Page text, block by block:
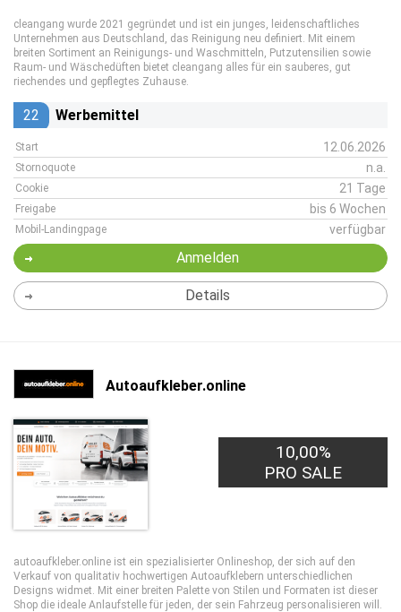
cleangang wurde 2021 gegründet und ist ein junges, leidenschaftliches
Unternehmen aus Deutschland, das Reinigung neu definiert. Mit einem
breiten Sortiment an Reinigungs- und Waschmitteln, Putzutensilien sowie
Raum- und Wäsche­düften bietet cleangang alles für ein sauberes, gut
riechendes und gepflegtes Zuhause.
22 Werbemittel
Start 12.06.2026
Stornoquote n.a.
Cookie 21 Tage
Freigabe bis 6 Wochen
Mobil-Landingpage verfügbar
Anmelden
Details
Autoaufkleber.online
10,00%
PRO SALE
autoaufkleber.online ist ein spezialisierter Onlineshop, der sich auf den
Verkauf von qualitativ hochwertigen Autoaufklebern unterschiedlichen
Designs widmet. Mit einer breiten Palette von Stilen und Formaten ist dieser
Shop die ideale Anlaufstelle für jeden, der sein Fahrzeug personalisieren will.